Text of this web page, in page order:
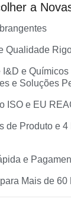
a
Qualidade
I&D e
e Soluções
ISO e EU
de Produto e
e
Mais de